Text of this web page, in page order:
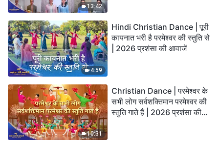
13:42
4:59
Hindi Christian Dance | पूरी
कायनात भरी है परमेश्वर की स्तुति से
| 2026 प्रशंसा की आवाजें
10:31
Christian Dance | परमेश्वर के
सभी लोग सर्वशक्तिमान परमेश्वर की
स्तुति गाते हैं | 2026 प्रशंसा की